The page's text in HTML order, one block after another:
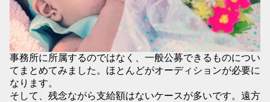
事務所に所属するのではなく、一般公募できるものについ
てまとめてみました。ほとんどがオーディションが必要に
なります。
そして、残念ながら支給額はないケースが多いです。遠方